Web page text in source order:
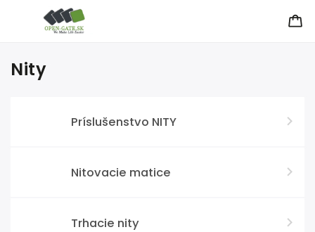
Nity
Príslušenstvo NITY
Nitovacie matice
Trhacie nity